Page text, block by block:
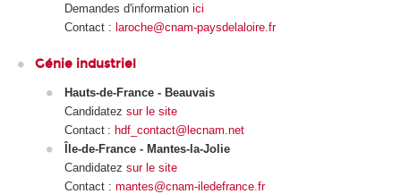
Demandes d'information ici
Contact : laroche@cnam-paysdelaloire.fr
Génie industriel
Hauts-de-France - Beauvais
Candidatez sur le site
Contact : hdf_contact@lecnam.net
Île-de-France - Mantes-la-Jolie
Candidatez sur le site
Contact : mantes@cnam-iledefrance.fr